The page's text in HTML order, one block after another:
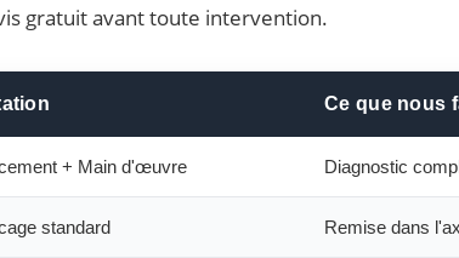
gratuit avant toute intervention.
Ce que nous
+ Main d'œuvre Diagnostic
standard Remise dans